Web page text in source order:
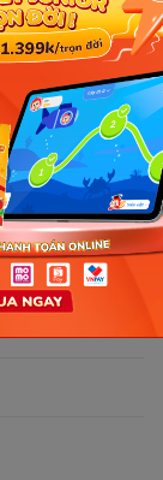
hợp nhằm
đổi mà
lòng
hoặc liên
nắm bắt